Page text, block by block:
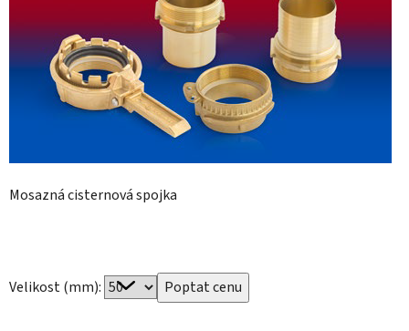
Mosazná cisternová spojka
Velikost (mm):